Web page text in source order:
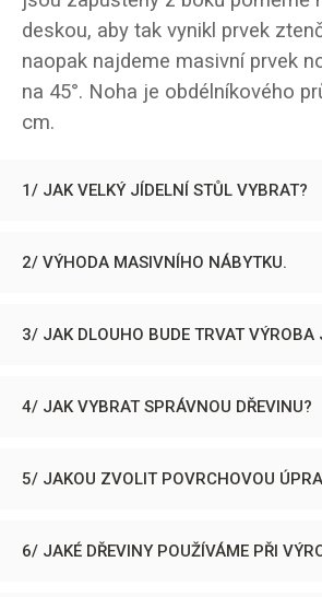
deskou, aby tak vynikl prvek
naopak najdeme masivní prvek
na 45°. Noha je obdélníkového
cm.
1/ JAK VELKÝ JÍDELNÍ STŮL VYBRAT?
2/ VÝHODA MASIVNÍHO NÁBYTKU.
3/ JAK DLOUHO BUDE TRVAT VÝROBA
4/ JAK VYBRAT SPRÁVNOU DŘEVINU?
5/ JAKOU ZVOLIT POVRCHOVOU
6/ JAKÉ DŘEVINY POUŽÍVÁME PŘI